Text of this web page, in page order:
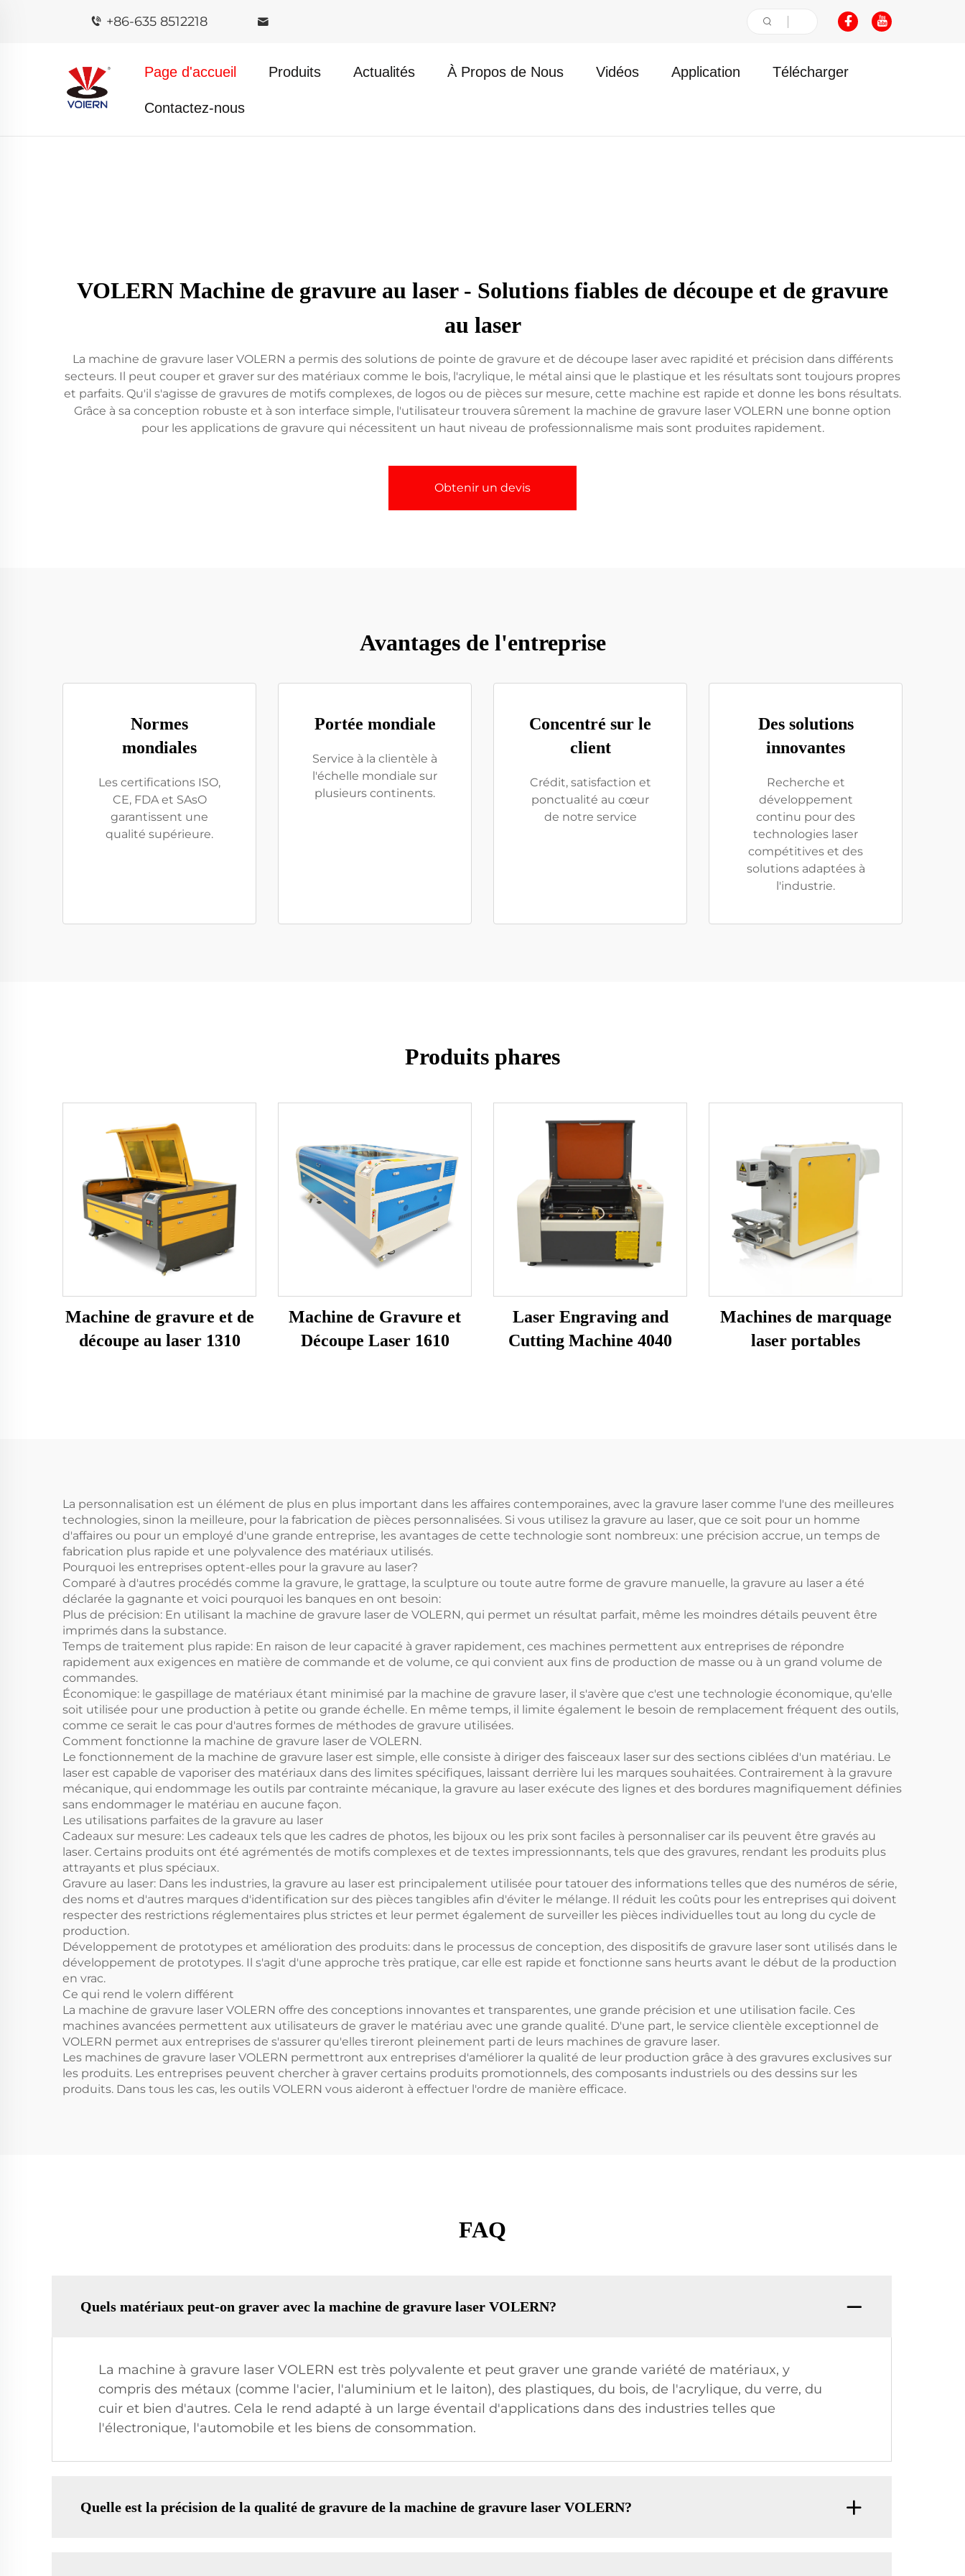
+86-635 8512218
Page d'accueil Produits Actualités À Propos de Nous Vidéos Application Télécharger
Contactez-nous
VOLERN Machine de gravure au laser - Solutions fiables de découpe et de gravure
au laser
La machine de gravure laser VOLERN a permis des solutions de pointe de gravure et de découpe laser avec rapidité et précision dans différents
secteurs. Il peut couper et graver sur des matériaux comme le bois, l'acrylique, le métal ainsi que le plastique et les résultats sont toujours propres
et parfaits. Qu'il s'agisse de gravures de motifs complexes, de logos ou de pièces sur mesure, cette machine est rapide et donne les bons résultats.
Grâce à sa conception robuste et à son interface simple, l'utilisateur trouvera sûrement la machine de gravure laser VOLERN une bonne option
pour les applications de gravure qui nécessitent un haut niveau de professionnalisme mais sont produites rapidement.
Obtenir un devis
Avantages de l'entreprise
Normes
mondiales
Les certifications ISO,
CE, FDA et SAsO
garantissent une
qualité supérieure.
Portée mondiale
Service à la clientèle à
l'échelle mondiale sur
plusieurs continents.
Concentré sur le
client
Crédit, satisfaction et
ponctualité au cœur
de notre service
Des solutions
innovantes
Recherche et
développement
continu pour des
technologies laser
compétitives et des
solutions adaptées à
l'industrie.
Produits phares
Machine de gravure et de
découpe au laser 1310
Machine de Gravure et
Découpe Laser 1610
Laser Engraving and
Cutting Machine 4040
Machines de marquage
laser portables
La personnalisation est un élément de plus en plus important dans les affaires contemporaines, avec la gravure laser comme l'une des meilleures
technologies, sinon la meilleure, pour la fabrication de pièces personnalisées. Si vous utilisez la gravure au laser, que ce soit pour un homme
d'affaires ou pour un employé d'une grande entreprise, les avantages de cette technologie sont nombreux: une précision accrue, un temps de
fabrication plus rapide et une polyvalence des matériaux utilisés.
Pourquoi les entreprises optent-elles pour la gravure au laser?
Comparé à d'autres procédés comme la gravure, le grattage, la sculpture ou toute autre forme de gravure manuelle, la gravure au laser a été
déclarée la gagnante et voici pourquoi les banques en ont besoin:
Plus de précision: En utilisant la machine de gravure laser de VOLERN, qui permet un résultat parfait, même les moindres détails peuvent être
imprimés dans la substance.
Temps de traitement plus rapide: En raison de leur capacité à graver rapidement, ces machines permettent aux entreprises de répondre
rapidement aux exigences en matière de commande et de volume, ce qui convient aux fins de production de masse ou à un grand volume de
commandes.
Économique: le gaspillage de matériaux étant minimisé par la machine de gravure laser, il s'avère que c'est une technologie économique, qu'elle
soit utilisée pour une production à petite ou grande échelle. En même temps, il limite également le besoin de remplacement fréquent des outils,
comme ce serait le cas pour d'autres formes de méthodes de gravure utilisées.
Comment fonctionne la machine de gravure laser de VOLERN.
Le fonctionnement de la machine de gravure laser est simple, elle consiste à diriger des faisceaux laser sur des sections ciblées d'un matériau. Le
laser est capable de vaporiser des matériaux dans des limites spécifiques, laissant derrière lui les marques souhaitées. Contrairement à la gravure
mécanique, qui endommage les outils par contrainte mécanique, la gravure au laser exécute des lignes et des bordures magnifiquement définies
sans endommager le matériau en aucune façon.
Les utilisations parfaites de la gravure au laser
Cadeaux sur mesure: Les cadeaux tels que les cadres de photos, les bijoux ou les prix sont faciles à personnaliser car ils peuvent être gravés au
laser. Certains produits ont été agrémentés de motifs complexes et de textes impressionnants, tels que des gravures, rendant les produits plus
attrayants et plus spéciaux.
Gravure au laser: Dans les industries, la gravure au laser est principalement utilisée pour tatouer des informations telles que des numéros de série,
des noms et d'autres marques d'identification sur des pièces tangibles afin d'éviter le mélange. Il réduit les coûts pour les entreprises qui doivent
respecter des restrictions réglementaires plus strictes et leur permet également de surveiller les pièces individuelles tout au long du cycle de
production.
Développement de prototypes et amélioration des produits: dans le processus de conception, des dispositifs de gravure laser sont utilisés dans le
développement de prototypes. Il s'agit d'une approche très pratique, car elle est rapide et fonctionne sans heurts avant le début de la production
en vrac.
Ce qui rend le volern différent
La machine de gravure laser VOLERN offre des conceptions innovantes et transparentes, une grande précision et une utilisation facile. Ces
machines avancées permettent aux utilisateurs de graver le matériau avec une grande qualité. D'une part, le service clientèle exceptionnel de
VOLERN permet aux entreprises de s'assurer qu'elles tireront pleinement parti de leurs machines de gravure laser.
Les machines de gravure laser VOLERN permettront aux entreprises d'améliorer la qualité de leur production grâce à des gravures exclusives sur
les produits. Les entreprises peuvent chercher à graver certains produits promotionnels, des composants industriels ou des dessins sur les
produits. Dans tous les cas, les outils VOLERN vous aideront à effectuer l'ordre de manière efficace.
FAQ
Quels matériaux peut-on graver avec la machine de gravure laser VOLERN?
La machine à gravure laser VOLERN est très polyvalente et peut graver une grande variété de matériaux, y
compris des métaux (comme l'acier, l'aluminium et le laiton), des plastiques, du bois, de l'acrylique, du verre, du
cuir et bien d'autres. Cela le rend adapté à un large éventail d'applications dans des industries telles que
l'électronique, l'automobile et les biens de consommation.
Quelle est la précision de la qualité de gravure de la machine de gravure laser VOLERN?